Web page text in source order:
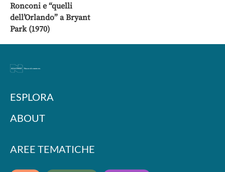
POLITICA
Ronconi e “quelli
dell’Orlando” a Bryant
Park (1970)
ESPLORA
ABOUT
AREE TEMATICHE